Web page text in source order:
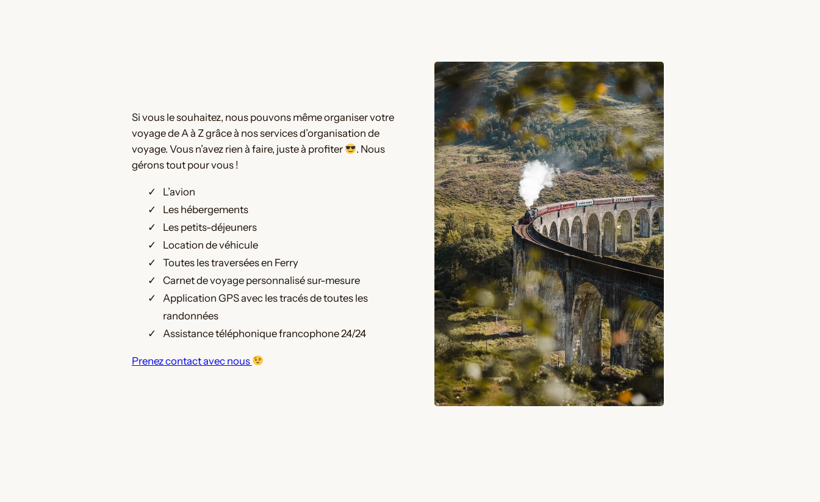
Si vous le souhaitez, nous pouvons même organiser votre
voyage de A à Z grâce à nos services d’organisation de
voyage. Vous n’avez rien à faire, juste à profiter
. Nous
gérons tout pour vous !
L’avion
Les hébergements
Les petits-déjeuners
Location de véhicule
Toutes les traversées en Ferry
Carnet de voyage personnalisé sur-mesure
Application GPS avec les tracés de toutes les
randonnées
Assistance téléphonique francophone 24/24
Prenez contact avec nous